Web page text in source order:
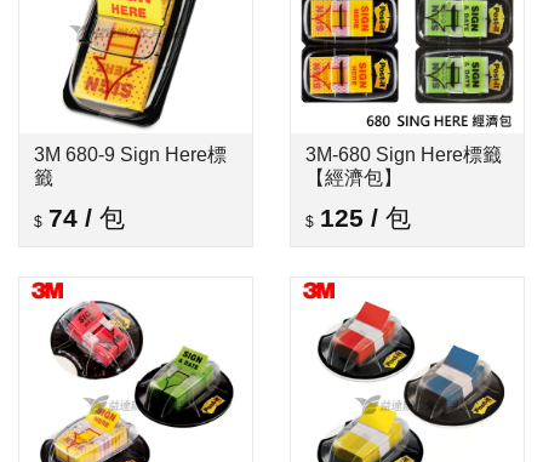
3M 680-9 Sign Here標
籤
74 / 包
3M-680 Sign Here標籤
【經濟包】
125 / 包